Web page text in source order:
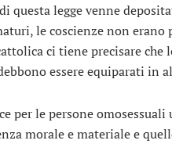
questa legge venne
le coscienze non erano
ci tiene precisare
essere equiparati in
per le persone
morale e materiale e